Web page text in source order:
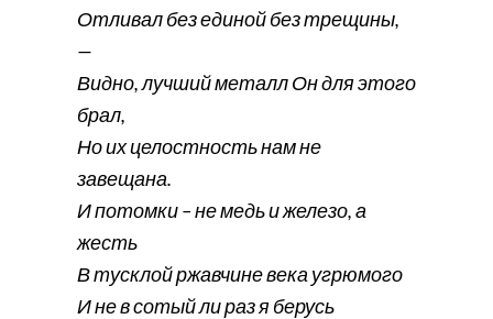
Отливал без единой без трещины,
—
Видно, лучший металл Он для этого
брал,
Но их целостность нам не
завещана.
И потомки – не медь и железо, а
жесть
В тусклой ржавчине века угрюмого
И не в сотый ли раз я берусь